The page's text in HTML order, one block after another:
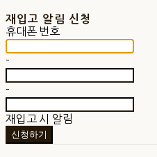
재입고 알림 신청
휴대폰 번호
-
-
재입고 시 알림
신청하기